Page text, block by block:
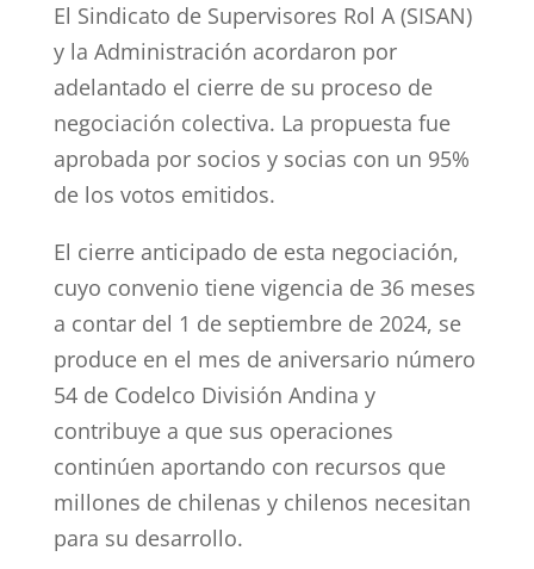
El Sindicato de Supervisores Rol A (SISAN)
y la Administración acordaron por
adelantado el cierre de su proceso de
negociación colectiva. La propuesta fue
aprobada por socios y socias con un 95%
de los votos emitidos.
El cierre anticipado de esta negociación,
cuyo convenio tiene vigencia de 36 meses
a contar del 1 de septiembre de 2024, se
produce en el mes de aniversario número
54 de Codelco División Andina y
contribuye a que sus operaciones
continúen aportando con recursos que
millones de chilenas y chilenos necesitan
para su desarrollo.